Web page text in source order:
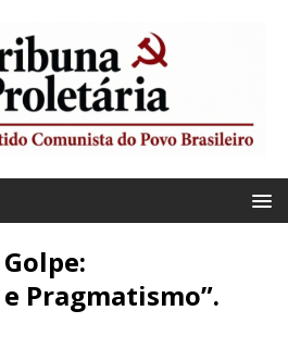
Pragmatismo”.